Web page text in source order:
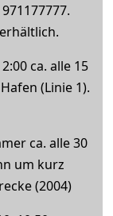
971177777.
ca. alle 15
(Linie 1).
ca. alle 30
um kurz
(2004)